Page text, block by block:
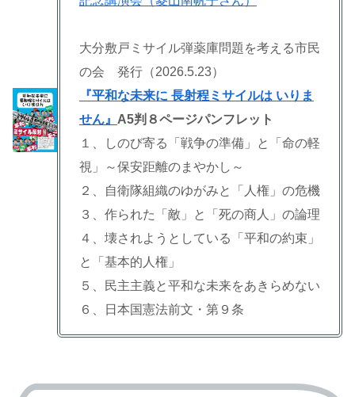
大分敷戸ミサイル弾薬庫問題を考える市民
の会 発行（2026.5.23）
『平和な未来に 長射程ミサイルは いりま
せん』 A5判８ページパンフレット
１、しのび寄る「戦争の準備」と「命の軽
視」～保安距離のまやかし～
２、自衛隊組織のゆがみと「人権」の危機
３、作られた「敵」と「死の商人」の論理
４、壊されようとしている「平和の約束」
と「基本的人権」
５、民主主義と平和な未来をあきらめない
６、日本国憲法前文・第９条